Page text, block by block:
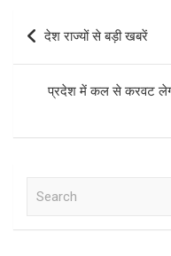
Post
navigation
देश राज्यों से बड़ी खबरें
प्रदेश में कल से करवट लेगा